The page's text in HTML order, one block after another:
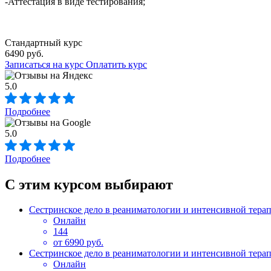
Стандартный курс
6490 руб.
Записаться на курс Оплатить курс
5.0
Подробнее
5.0
Подробнее
С этим курсом выбирают
Сестринское дело в реаниматологии и интенсивной
Онлайн
144
от 6990 руб.
Сестринское дело в реаниматологии и интенсивной
Онлайн